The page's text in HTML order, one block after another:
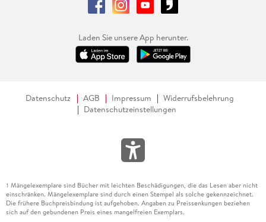
Laden Sie unsere App herunter.
Datenschutz AGB Impressum
Widerrufsbelehrung
Datenschutzeinstellungen
1 Mängelexemplare sind Bücher mit leichten Beschädigungen, die das Lesen aber nicht
einschränken. Mängelexemplare sind durch einen Stempel als solche gekennzeichnet.
Die frühere Buchpreisbindung ist aufgehoben. Angaben zu Preissenkungen beziehen
sich auf den gebundenen Preis eines mangelfreien Exemplars.